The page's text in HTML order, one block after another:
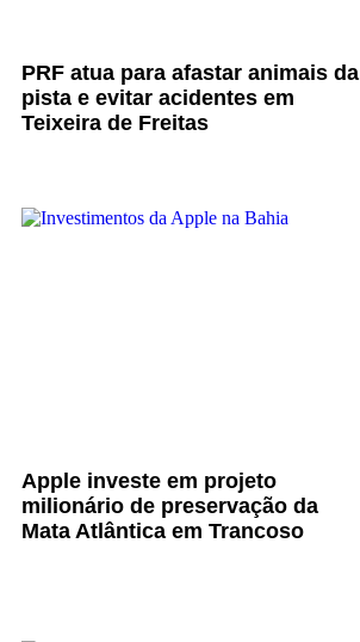
PRF atua para afastar animais da
pista e evitar acidentes em
Teixeira de Freitas
Apple investe em projeto
milionário de preservação da
Mata Atlântica em Trancoso